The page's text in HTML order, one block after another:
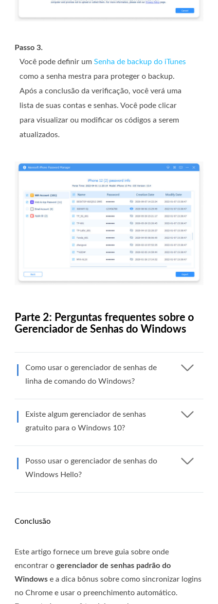
Passo 3.
Você pode definir um Senha de backup do iTunes
como a senha mestra para proteger o backup.
Após a conclusão da verificação, você verá uma
lista de suas contas e senhas. Você pode clicar
para visualizar ou modificar os códigos a serem
atualizados.
Parte 2: Perguntas frequentes sobre o
Gerenciador de Senhas do Windows
Como usar o gerenciador de senhas de
linha de comando do Windows?
Existe algum gerenciador de senhas
gratuito para o Windows 10?
Posso usar o gerenciador de senhas do
Windows Hello?
Conclusão
Este artigo fornece um breve guia sobre onde
encontrar o gerenciador de senhas padrão do
Windows e a dica bônus sobre como sincronizar logins
no Chrome e usar o preenchimento automático.